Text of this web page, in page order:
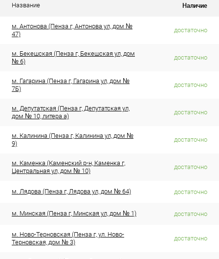
Название Наличие
м. Антонова (Пенза г, Антонова ул, дом №
47)
достаточно
м. Бекешская (Пенза г, Бекешская ул, дом
№ 6)
достаточно
м. Гагарина (Пенза г, Гагарина ул, дом №
7Б)
достаточно
м. Депутатская (Пенза г, Депутатская ул,
дом № 10, литера а)
достаточно
м. Калинина (Пенза г, Калинина ул, дом №
9)
достаточно
м. Каменка (Каменский р-н, Каменка г,
Центральная ул, дом № 10)
достаточно
м. Лядова (Пенза г, Лядова ул, дом № 64) достаточно
м. Минская (Пенза г, Минская ул, дом № 1) достаточно
м. Ново-Терновская (Пенза г, ул. Ново-
Терновская, дом № 3)
достаточно